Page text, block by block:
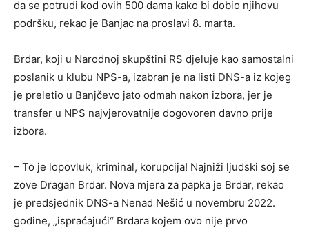
da se potrudi kod ovih 500 dama kako bi dobio njihovu
podršku, rekao je Banjac na proslavi 8. marta.
Brdar, koji u Narodnoj skupštini RS djeluje kao samostalni
poslanik u klubu NPS-a, izabran je na listi DNS-a iz kojeg
je preletio u Banjčevo jato odmah nakon izbora, jer je
transfer u NPS najvjerovatnije dogovoren davno prije
izbora.
– To je lopovluk, kriminal, korupcija! Najniži ljudski soj se
zove Dragan Brdar. Nova mjera za papka je Brdar, rekao
je predsjednik DNS-a Nenad Nešić u novembru 2022.
godine, „ispraćajući“ Brdara kojem ovo nije prvo